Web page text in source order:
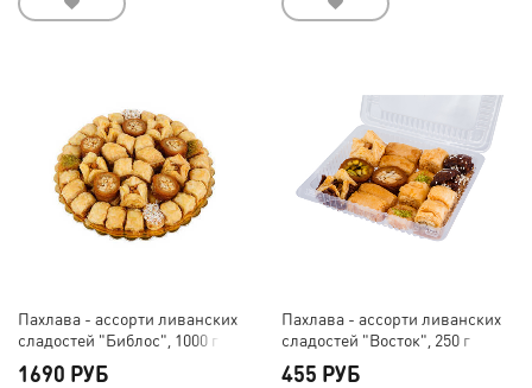
Пахлава - ассорти ливанских
сладостей "Библос", 1000 г
1690 РУБ
Пахлава - ассорти ливанских
сладостей "Восток", 250 г
455 РУБ